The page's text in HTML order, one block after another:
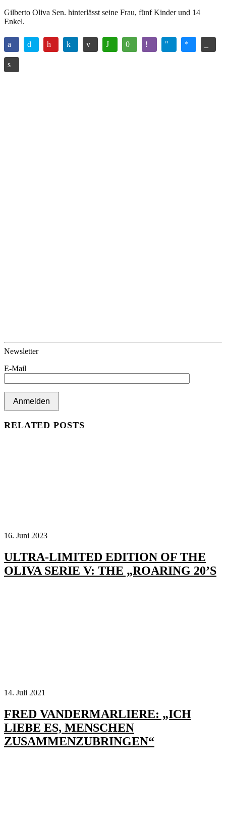
Gilberto Oliva Sen. hinterlässt seine Frau, fünf Kinder und 14
Enkel.
Newsletter
E-Mail
RELATED POSTS
16. Juni 2023
ULTRA-LIMITED EDITION OF THE
OLIVA SERIE V: THE „ROARING 20’S
14. Juli 2021
FRED VANDERMARLIERE: „ICH
LIEBE ES, MENSCHEN
ZUSAMMENZUBRINGEN“